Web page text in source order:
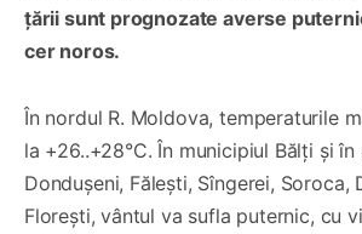
țării sunt prognozate averse
cer noros.
În nordul R. Moldova, temperaturile
la +26..+28°C. În municipiul Bălți și în
Dondușeni, Fălești, Sîngerei, Soroca,
Florești, vântul va sufla puternic, cu